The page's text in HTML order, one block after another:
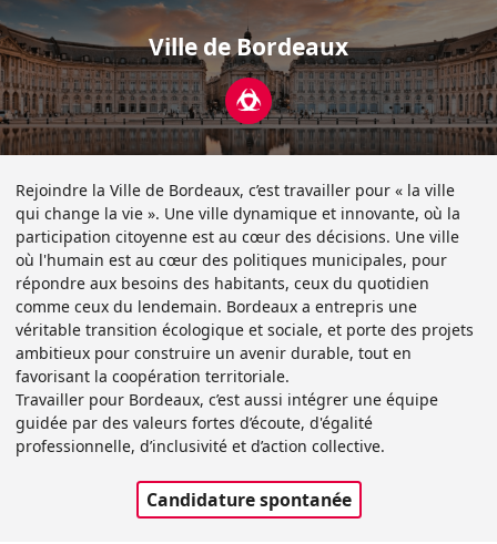
Ville de Bordeaux
Rejoindre la Ville de Bordeaux, c’est travailler pour « la ville
qui change la vie ». Une ville dynamique et innovante, où la
participation citoyenne est au cœur des décisions. Une ville
où l'humain est au cœur des politiques municipales, pour
répondre aux besoins des habitants, ceux du quotidien
comme ceux du lendemain. Bordeaux a entrepris une
véritable transition écologique et sociale, et porte des projets
ambitieux pour construire un avenir durable, tout en
favorisant la coopération territoriale.
Travailler pour Bordeaux, c’est aussi intégrer une équipe
guidée par des valeurs fortes d’écoute, d'égalité
professionnelle, d’inclusivité et d’action collective.
Candidature spontanée